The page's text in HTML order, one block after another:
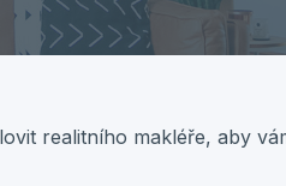
realitního makléře, aby